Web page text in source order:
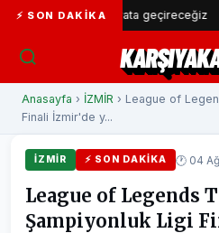
⚡ SON DAKIKA
stadı hayata geçireceğiz
Anasayfa › İZMİR › League of
Finali İzmir'de y...
İZMİR ⚡ SON DAKIKA 🕐 04
League of Legends
Şampiyonluk Ligi